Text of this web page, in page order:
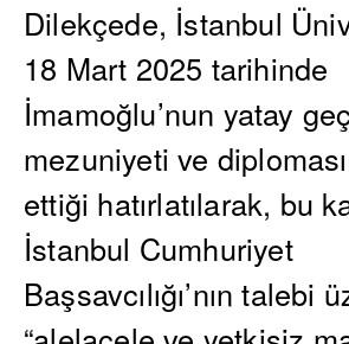
Dilekçede, İstanbul
18 Mart 2025 tarihinde
İmamoğlu’nun yatay
mezuniyeti ve
ettiği hatırlatılarak, bu
İstanbul Cumhuriyet
Başsavcılığı’nın talebi